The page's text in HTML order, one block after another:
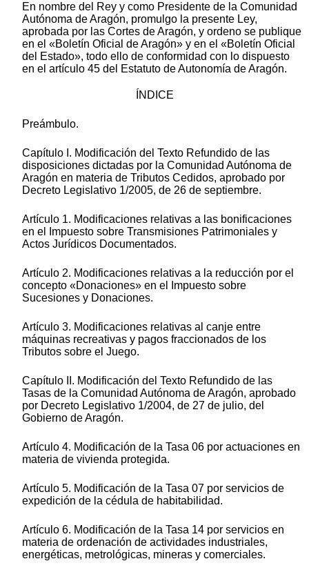
En nombre del Rey y como Presidente de la Comunidad
Autónoma de Aragón, promulgo la presente Ley,
aprobada por las Cortes de Aragón, y ordeno se publique
en el «Boletín Oficial de Aragón» y en el «Boletín Oficial
del Estado», todo ello de conformidad con lo dispuesto
en el artículo 45 del Estatuto de Autonomía de Aragón.
ÍNDICE
Preámbulo.
Capítulo I. Modificación del Texto Refundido de las
disposiciones dictadas por la Comunidad Autónoma de
Aragón en materia de Tributos Cedidos, aprobado por
Decreto Legislativo 1/2005, de 26 de septiembre.
Artículo 1. Modificaciones relativas a las bonificaciones
en el Impuesto sobre Transmisiones Patrimoniales y
Actos Jurídicos Documentados.
Artículo 2. Modificaciones relativas a la reducción por el
concepto «Donaciones» en el Impuesto sobre
Sucesiones y Donaciones.
Artículo 3. Modificaciones relativas al canje entre
máquinas recreativas y pagos fraccionados de los
Tributos sobre el Juego.
Capítulo II. Modificación del Texto Refundido de las
Tasas de la Comunidad Autónoma de Aragón, aprobado
por Decreto Legislativo 1/2004, de 27 de julio, del
Gobierno de Aragón.
Artículo 4. Modificación de la Tasa 06 por actuaciones en
materia de vivienda protegida.
Artículo 5. Modificación de la Tasa 07 por servicios de
expedición de la cédula de habitabilidad.
Artículo 6. Modificación de la Tasa 14 por servicios en
materia de ordenación de actividades industriales,
energéticas, metrológicas, mineras y comerciales.